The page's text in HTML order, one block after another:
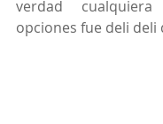
verdad
opciones fue deli deli